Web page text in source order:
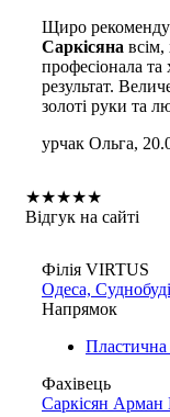
Щиро
Саркісяна
професіонала
результат.
золоті руки та
урчак Ольга,
★★★★★
Відгук на сайті
Філія VIRTUS
Одеса,
Напрямок
Пластична
Фахівець
Саркісян Арман